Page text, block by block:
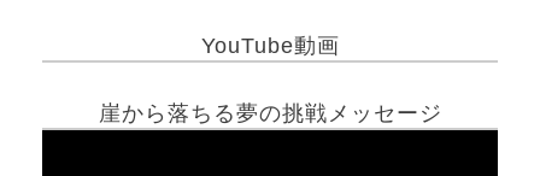
YouTube動画
崖から落ちる夢の挑戦メッセージ